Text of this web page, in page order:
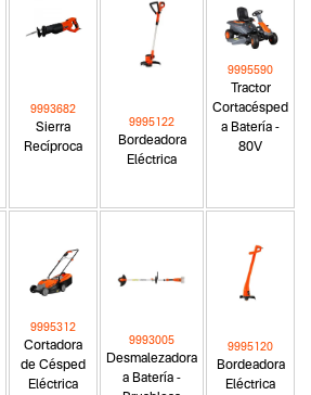
Sierra
Recíproca
9993682
Bordeadora
Eléctrica
9995122
Tractor
Cortacésped
a Batería -
80V
9995590
Cortadora
de Césped
Eléctrica
9995312
Desmalezadora
a Batería -
9993005
Bordeadora
Eléctrica
9995120